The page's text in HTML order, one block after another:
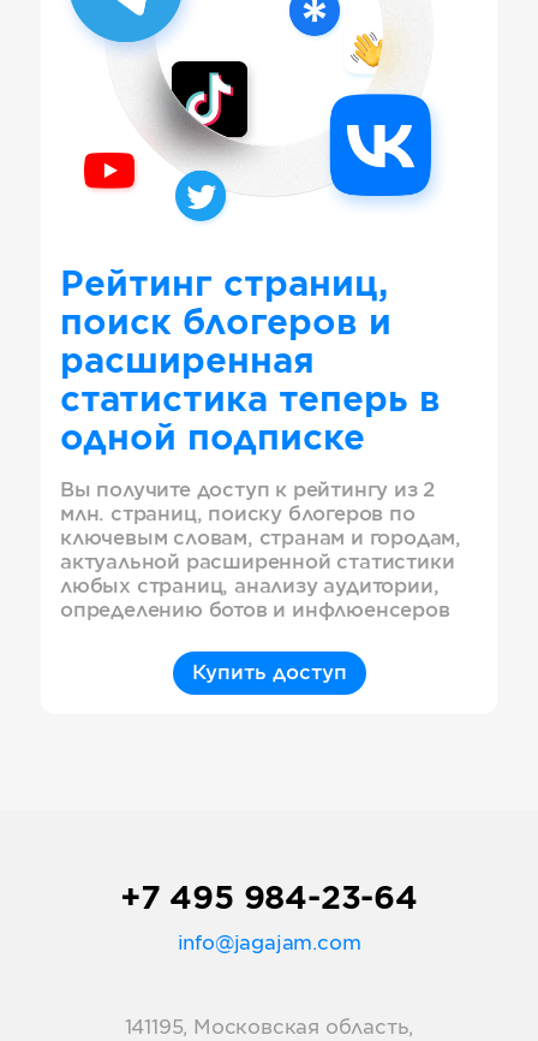
Рейтинг страниц,
поиск блогеров и
расширенная
статистика теперь в
одной подписке
Вы получите доступ к рейтингу из 2
млн. страниц, поиску блогеров по
ключевым словам, странам и городам,
актуальной расширенной статистики
любых страниц, анализу аудитории,
определению ботов и инфлюенсеров
Купить доступ
+7 495 984-23-64
info@jagajam.com
141195, Московская область,